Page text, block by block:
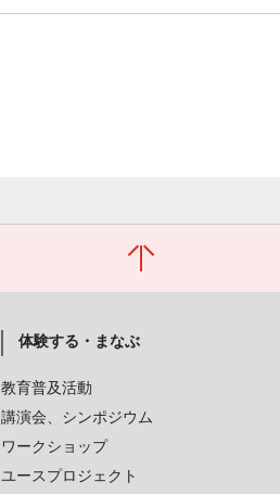
体験する・まなぶ
教育普及活動
講演会、シンポジウム
ワークショップ
ユースプロジェクト